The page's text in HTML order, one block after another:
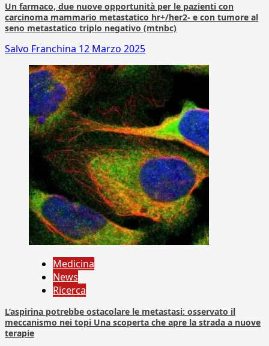
Un farmaco, due nuove opportunità per le pazienti con
carcinoma mammario metastatico hr+/her2- e con tumore al
seno metastatico triplo negativo (mtnbc)
Salvo Franchina 12 Marzo 2025
Medicina
News
Ricerca
L’aspirina potrebbe ostacolare le metastasi: osservato il
meccanismo nei topi Una scoperta che apre la strada a nuove
terapie